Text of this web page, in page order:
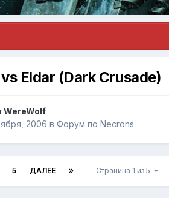
Eldar (Dark Crusade)
WereWolf
2006 в Форум по Necrons
5 ДАЛЕЕ Страница 1 из 5